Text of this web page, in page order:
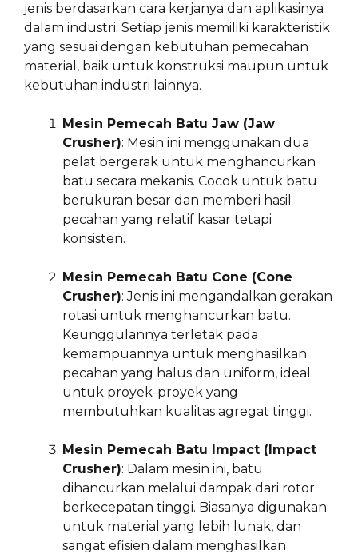
jenis berdasarkan cara kerjanya dan aplikasinya
dalam industri. Setiap jenis memiliki karakteristik
yang sesuai dengan kebutuhan pemecahan
material, baik untuk konstruksi maupun untuk
kebutuhan industri lainnya.
Mesin Pemecah Batu Jaw (Jaw
Crusher): Mesin ini menggunakan dua
pelat bergerak untuk menghancurkan
batu secara mekanis. Cocok untuk batu
berukuran besar dan memberi hasil
pecahan yang relatif kasar tetapi
konsisten.
Mesin Pemecah Batu Cone (Cone
Crusher): Jenis ini mengandalkan gerakan
rotasi untuk menghancurkan batu.
Keunggulannya terletak pada
kemampuannya untuk menghasilkan
pecahan yang halus dan uniform, ideal
untuk proyek-proyek yang
membutuhkan kualitas agregat tinggi.
Mesin Pemecah Batu Impact (Impact
Crusher): Dalam mesin ini, batu
dihancurkan melalui dampak dari rotor
berkecepatan tinggi. Biasanya digunakan
untuk material yang lebih lunak, dan
sangat efisien dalam menghasilkan